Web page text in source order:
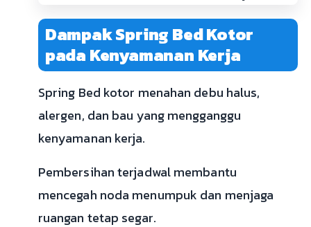
Dampak Spring Bed Kotor
pada Kenyamanan Kerja
Spring Bed kotor menahan debu halus,
alergen, dan bau yang mengganggu
kenyamanan kerja.
Pembersihan terjadwal membantu
mencegah noda menumpuk dan menjaga
ruangan tetap segar.